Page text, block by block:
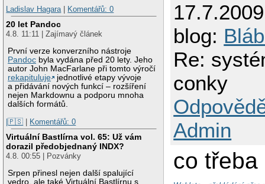
Ladislav Hagara | Komentářů: 0
20 let Pandoc
4.8. 11:11 | Zajímavý článek
První verze konverzního nástroje
Pandoc byla vydána před 20 lety. Jeho
autor John MacFarlane při tomto výročí
rekapituluje
jednotlivé etapy vývoje
a přidávání nových funkcí – rozšíření
nejen Markdownu a podporu mnoha
dalších formátů.
|🇵🇸 | Komentářů: 0
Virtuální Bastlírna vol. 65: Už vám
dorazil předobjednaný INDX?
4.8. 00:55 | Pozvánky
Srpen přinesl nejen další spalující
vedro, ale také Virtuální Bastlírnu s
blog:
Re:
conky
Admin
co třeba